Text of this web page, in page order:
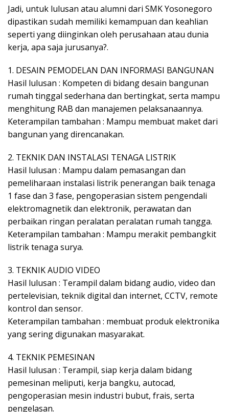
Jadi, untuk lulusan atau alumni dari SMK Yosonegoro
dipastikan sudah memiliki kemampuan dan keahlian
seperti yang diinginkan oleh perusahaan atau dunia
kerja, apa saja jurusanya?.
1. DESAIN PEMODELAN DAN INFORMASI BANGUNAN
Hasil lulusan : Kompeten di bidang desain bangunan
rumah tinggal sederhana dan bertingkat, serta mampu
menghitung RAB dan manajemen pelaksanaannya.
Keterampilan tambahan : Mampu membuat maket dari
bangunan yang direncanakan.
2. TEKNIK DAN INSTALASI TENAGA LISTRIK
Hasil lulusan : Mampu dalam pemasangan dan
pemeliharaan instalasi listrik penerangan baik tenaga
1 fase dan 3 fase, pengoperasian sistem pengendali
elektromagnetik dan elektronik, perawatan dan
perbaikan ringan peralatan peralatan rumah tangga.
Keterampilan tambahan : Mampu merakit pembangkit
listrik tenaga surya.
3. TEKNIK AUDIO VIDEO
Hasil lulusan : Terampil dalam bidang audio, video dan
pertelevisian, teknik digital dan internet, CCTV, remote
kontrol dan sensor.
Keterampilan tambahan : membuat produk elektronika
yang sering digunakan masyarakat.
4. TEKNIK PEMESINAN
Hasil lulusan : Terampil, siap kerja dalam bidang
pemesinan meliputi, kerja bangku, autocad,
pengoperasian mesin industri bubut, frais, serta
pengelasan.